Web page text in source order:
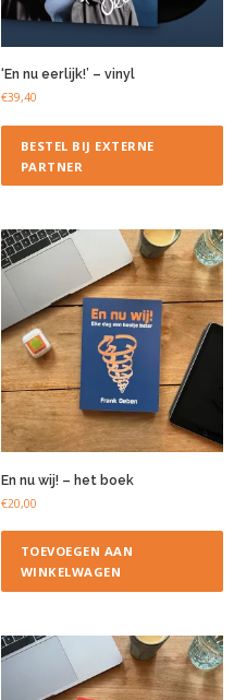
‘En nu eerlijk!’ – vinyl
€39,40
BESTEL BIJ EXTERNE
PARTNER
En nu wij! – het boek
€20,00
TOEVOEGEN AAN
WINKELWAGEN